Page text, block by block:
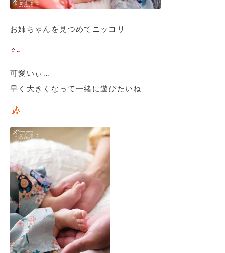
お姉ちゃんを見つめてニッコリ
可愛いぃ…
早く大きくなって一緒に遊びたいね